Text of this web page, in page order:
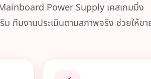
Power Supply เคสเกมมิ่ง
ทีมงานประเมินตามสภาพจริง ช่วยให้ข